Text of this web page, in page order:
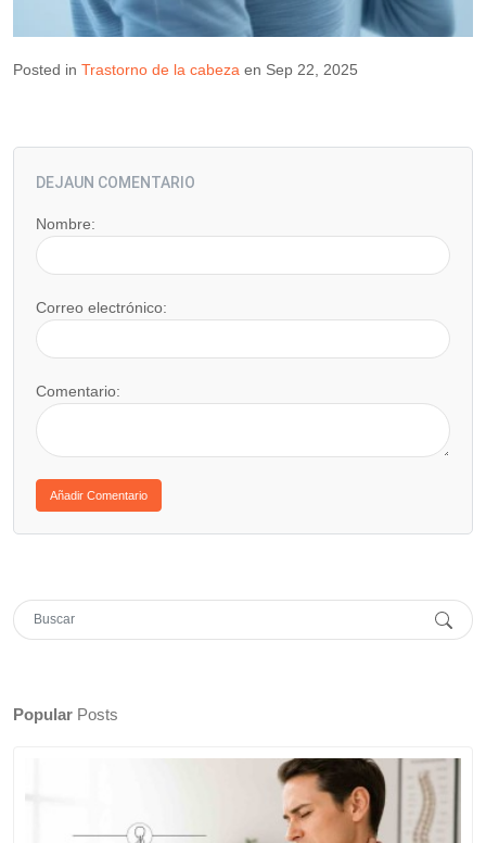
Posted in Trastorno de la cabeza en Sep 22, 2025
DEJAUN COMENTARIO
Nombre:
Correo electrónico:
Comentario:
Popular Posts